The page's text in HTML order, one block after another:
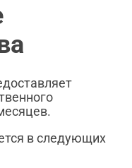
в следующих